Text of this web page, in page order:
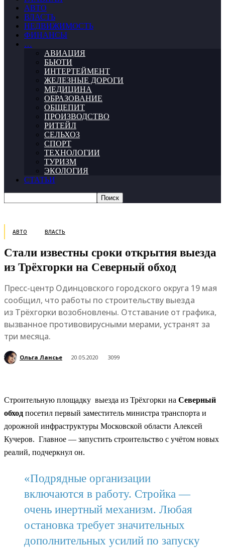
АВТО
ВЛАСТЬ
НЕДВИЖИМОСТЬ
ФИНАНСЫ
…
АВИАЦИЯ
БЬЮТИ
ИНТЕРТЕЙМЕНТ
ЖЕЛЕЗНЫЕ ДОРОГИ
МЕДИЦИНА
ОБРАЗОВАНИЕ
ОБЩЕПИТ
ПРОИЗВОДСТВО
РИТЕЙЛ
СЕЛЬХОЗ
СПОРТ
ТЕХНОЛОГИИ
ТУРИЗМ
ЭКОЛОГИЯ
СТАТЬИ
АВТО ВЛАСТЬ
Стали известны сроки открытия выезда
из Трёхгорки на Северный обход
Пресс-центр Одинцовского городского округа 19 мая
сообщил, что работы по строительству выезда
из Трёхгорки возобновлены. Отставание от графика,
вызванное противовирусными мерами, устранят за
три месяца.
Ольга Лансье 20.05.2020 3099
Строительную площадку выезда из Трёхгорки на Северный
обход посетил первый заместитель министра транспорта и
дорожной инфраструктуры Московской области Алексей
Кучеров. Главное — запустить строительство с учётом новых
реалий, подчеркнул он.
«Подрядные организации
включаются в работу. Стройка —
очень инертный механизм. Любая
остановка требует значительных
дополнительных усилий по запуску